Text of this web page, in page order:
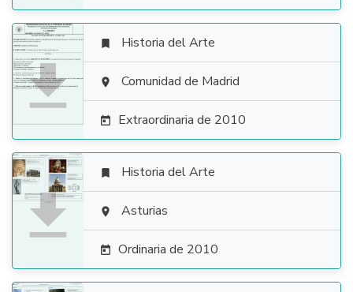

 Historia del Arte
 Comunidad de Madrid
 Extraordinaria de 2010

 Historia del Arte
 Asturias
 Ordinaria de 2010